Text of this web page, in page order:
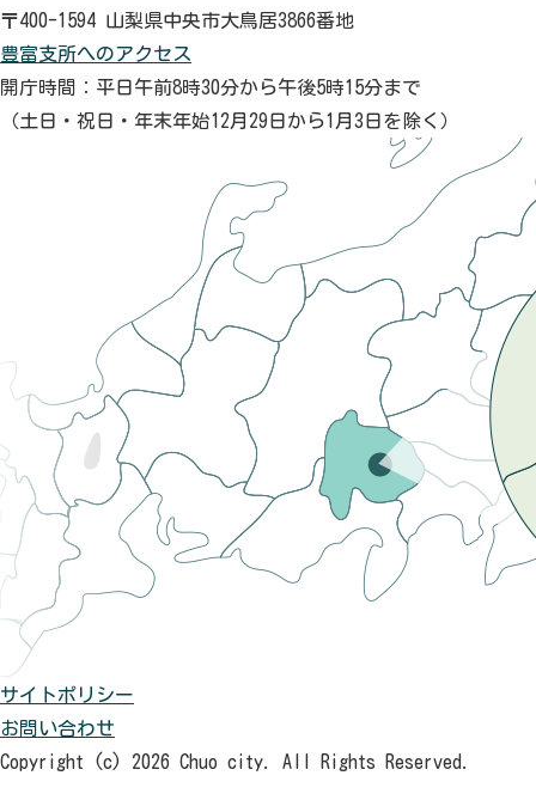
〒400-1594 山梨県中央市大鳥居3866番地
豊富支所へのアクセス
開庁時間：平日午前8時30分から午後5時15分まで
（土日・祝日・年末年始12月29日から1月3日を除く）
サイトポリシー
お問い合わせ
Copyright (c) 2026 Chuo city. All Rights Reserved.